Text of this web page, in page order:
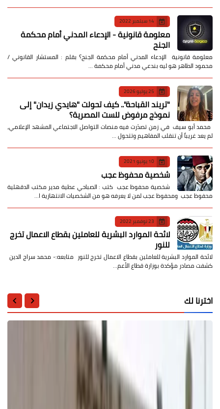
14 سبتمبر 2022
معلومة قانونية - الإدعاء المدني أمام محكمة
الجنح
معلومة قانونية الإدعاء المدني أمام محكمة الجنح؟ بقلم : المستشار القانوني /
محمود الطاهر هو ليه بندعي مدني أمام محكمة …
25 يوليو 2026
​"تريند القباحة".. كيف تحولت "هايدي زيدان" إلى
نموذج مرفوض للست المصرية؟
​ محمد أبو سيف ​في زمن تصدّرت فيه منصات التواصل الاجتماعي المشهد الإعلامي،
لم يعد غريباً أن تنقلب المفاهيم وتتحول …
10 يونيو 2021
شخصية محفوظ عجب
شخصية محفوظ عجب كتب : الصباحي عطية مدير مكتب الدقهلية
محفوظ عجب ومحفوظ عجب لمن لا يعرفه هو من الشخصيات الانتهازية ا…
23 نوفمبر 2022
لائحة الموارد البشرية للعاملين بقطاع الاعمال تخرج
للنور
لائحة الموارد البشرية للعاملين بقطاع الاعمال تخرج للنور متابعه:- محمد سراج الدين
كشفت مصادر مؤكدة بوزارة قطاع الأعم…
اخترنا لك